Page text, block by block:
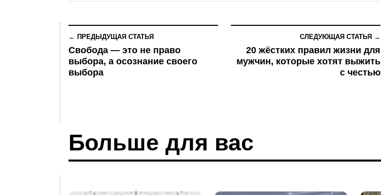
← ПРЕДЫДУЩАЯ СТАТЬЯ
Свобода — это не право
выбора, а осознание своего
выбора
СЛЕДУЮЩАЯ СТАТЬЯ →
20 жёстких правил жизни для
мужчин, которые хотят выжить
с честью
Больше для вас